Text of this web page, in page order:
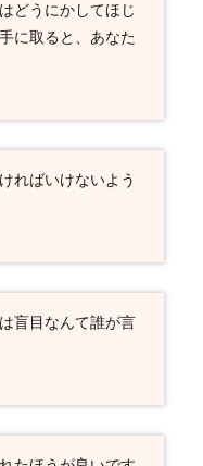
どうにかしてほじ
に取ると、あなた
ればいけないよう
盲目なんて誰が言